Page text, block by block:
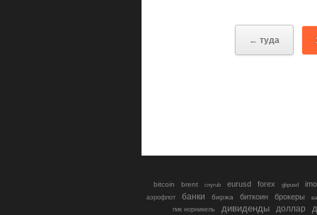
← туда
bitcoin brent cnyrub eurusd forex gbpusd
аэрофлот банки биржа биткоин брокеры
гмк норникель
дивиденды доллар